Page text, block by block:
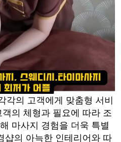
각의 고객에게 맞춤형 서비
의 체형과 필요에 따라 조
마사지 경험을 더욱 특별
샵의 아늑한 인테리어와 따